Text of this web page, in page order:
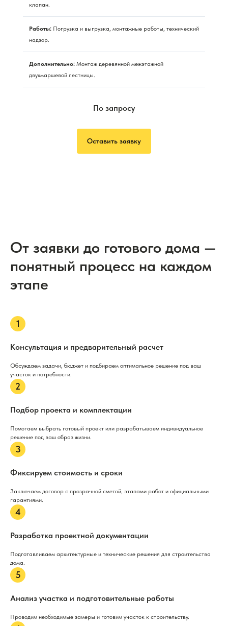
клапан.
Работы: Погрузка и выгрузка, монтажные работы, технический
надзор.
Дополнительно: Монтаж деревянной межэтажной
двухмаршевой лестницы.
По запросу
Оставить заявку
От заявки до готового дома —
понятный процесс на каждом
этапе
Консультация и предварительный расчет
Обсуждаем задачи, бюджет и подбираем оптимальное решение под ваш
участок и потребности.
Подбор проекта и комплектации
Помогаем выбрать готовый проект или разрабатываем индивидуальное
решение под ваш образ жизни.
Фиксируем стоимость и сроки
Заключаем договор с прозрачной сметой, этапами работ и официальными
гарантиями.
Разработка проектной документации
Подготавливаем архитектурные и технические решения для строительства
дома.
Анализ участка и подготовительные работы
Проводим необходимые замеры и готовим участок к строительству.